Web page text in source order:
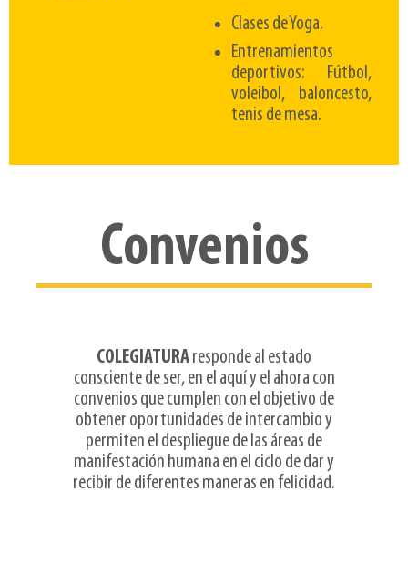
Clases de Yoga.
Entrenamientos
deportivos: Fútbol,
voleibol, baloncesto,
tenis de mesa.
Convenios
COLEGIATURAresponde al estado
consciente de ser, en el aquí y el ahora con
convenios que cumplen con el objetivo de
obtener oportunidades de intercambio y
permiten el despliegue de las áreas de
manifestación humana en el ciclo de dar y
recibir de diferentes maneras en felicidad.